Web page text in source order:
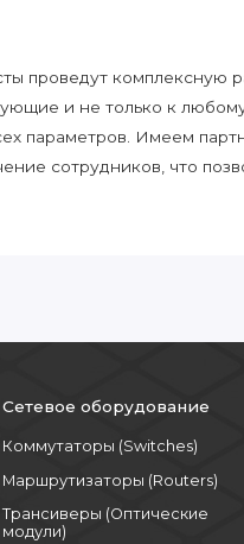
проведут комплексную
и не только к
параметров. Имеем
сотрудников, что
Сетевое оборудование
Коммутаторы (Switches)
Маршрутизаторы (Routers)
Трансиверы (Оптические
модули)